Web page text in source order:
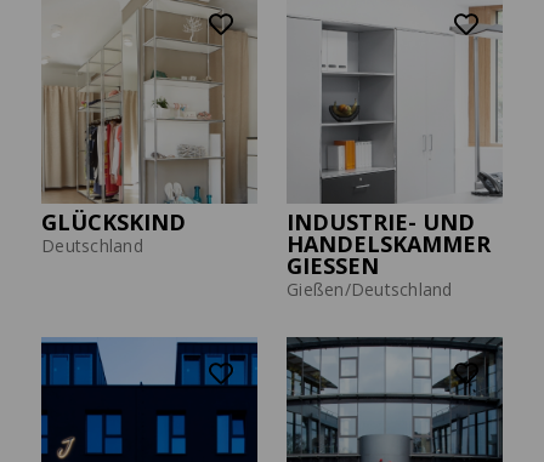
GLÜCKSKIND
Deutschland
INDUSTRIE- UND
HANDELSKAMMER
GIESSEN
Gießen/Deutschland